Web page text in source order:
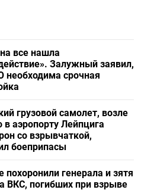
все нашла
Залужный заявил,
необходима срочная
грузовой самолет, возле
в аэропорту Лейпцига
со взрывчаткой,
боеприпасы
похоронили генерала и зятя
ВКС, погибших при взрыве